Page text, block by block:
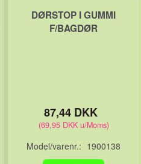
DØRSTOP I GUMMI
F/BAGDØR
87,44 DKK
(69,95 DKKu/Moms)
Model/varenr.: 1900138